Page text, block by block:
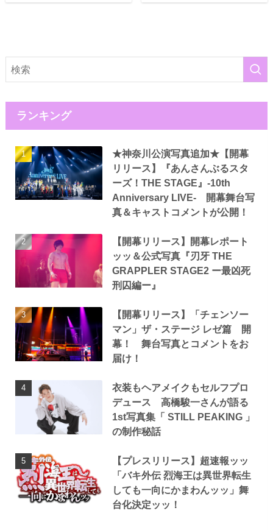
ランキング
★神奈川公演写真追加★【開幕
リリース】『あんさんぶるスタ
ーズ！THE STAGE』-10th
Anniversary LIVE- 開幕舞台写
真＆キャストコメントが公開！
【開幕リリース】開幕レポート
ッッ＆公式写真『刃牙 THE
GRAPPLER STAGE2 ー最凶死
刑囚編ー』
【開幕リリース】「チェンソー
マン」ザ・ステージ レゼ篇 開
幕！ 舞台写真とコメントをお
届け！
衣装もヘアメイクもセルフプロ
デュース 高橋駿一さんが語る
1st写真集「 STILL PEAKING 」
の制作秘話
【プレスリリース】超速報ッッ
「バキ外伝 烈海王は異世界転生
しても一向にかまわんッッ」舞
台化決定ッッ！